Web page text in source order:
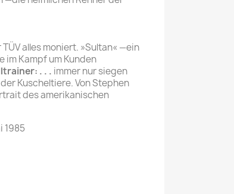
alles moniert. »Sultan« —ein
im Kampf um Kunden
. . . immer nur siegen
Kuscheltiere. Von Stephen
des amerikanischen
1985